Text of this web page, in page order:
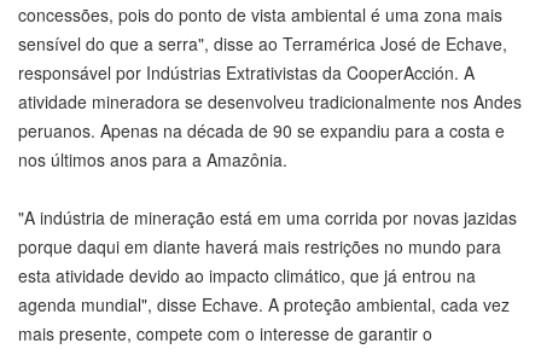
concessões, pois do ponto de vista ambiental é uma zona mais
sensível do que a serra", disse ao Terramérica José de Echave,
responsável por Indústrias Extrativistas da CooperAcción. A
atividade mineradora se desenvolveu tradicionalmente nos Andes
peruanos. Apenas na década de 90 se expandiu para a costa e
nos últimos anos para a Amazônia.
"A indústria de mineração está em uma corrida por novas jazidas
porque daqui em diante haverá mais restrições no mundo para
esta atividade devido ao impacto climático, que já entrou na
agenda mundial", disse Echave. A proteção ambiental, cada vez
mais presente, compete com o interesse de garantir o